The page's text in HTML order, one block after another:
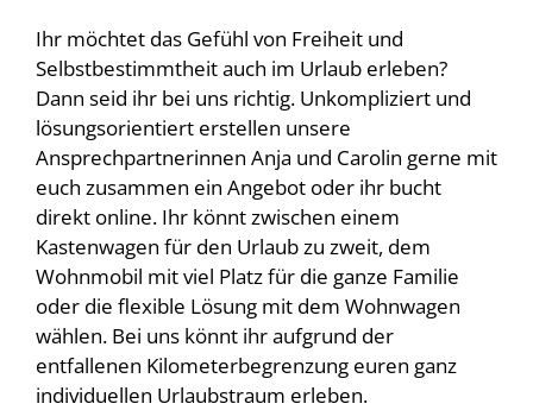
Ihr möchtet das Gefühl von Freiheit und
Selbstbestimmtheit auch im Urlaub erleben?
Dann seid ihr bei uns richtig. Unkompliziert und
lösungsorientiert erstellen unsere
Ansprechpartnerinnen Anja und Carolin gerne mit
euch zusammen ein Angebot oder ihr bucht
direkt online. Ihr könnt zwischen einem
Kastenwagen für den Urlaub zu zweit, dem
Wohnmobil mit viel Platz für die ganze Familie
oder die flexible Lösung mit dem Wohnwagen
wählen. Bei uns könnt ihr aufgrund der
entfallenen Kilometerbegrenzung euren ganz
individuellen Urlaubstraum erleben.